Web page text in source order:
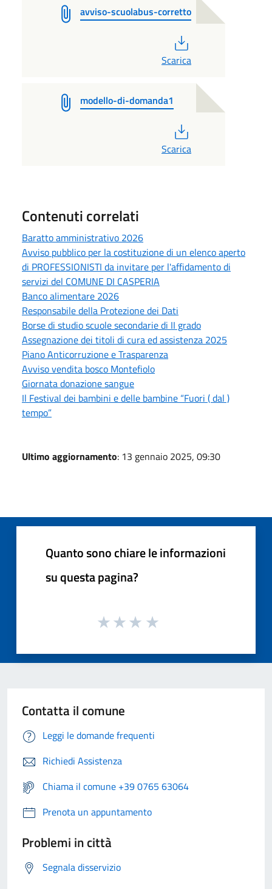
avviso-scuolabus-corretto
Scarica
modello-di-domanda1
Scarica
Contenuti correlati
Baratto amministrativo 2026
Avviso pubblico per la costituzione di un elenco aperto
di PROFESSIONISTI da invitare per l'affidamento di
servizi del COMUNE DI CASPERIA
Banco alimentare 2026
Responsabile della Protezione dei Dati
Borse di studio scuole secondarie di II grado
Assegnazione dei titoli di cura ed assistenza 2025
Piano Anticorruzione e Trasparenza
Avviso vendita bosco Montefiolo
Giornata donazione sangue
Il Festival dei bambini e delle bambine “Fuori ( dal )
tempo”
Ultimo aggiornamento: 13 gennaio 2025, 09:30
Quanto sono chiare le informazioni
su questa pagina?
Contatta il comune
Leggi le domande frequenti
Richiedi Assistenza
Chiama il comune +39 0765 63064
Prenota un appuntamento
Problemi in città
Segnala disservizio